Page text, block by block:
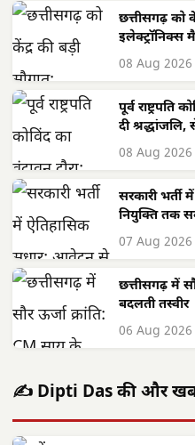
छत्तीसगढ़ को
इलेक्ट्रॉनिक्स
08 Aug 2026
पूर्व राष्ट्रपति
दी
08 Aug 2026
सरकारी
नियुक्ति तक
07 Aug 2026
छत्तीसगढ़ में
बदलती तस्वीर
06 Aug 2026
✍️ Dipti Das की और